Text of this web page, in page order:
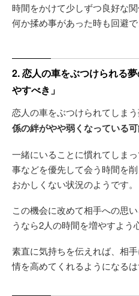
時間をかけて少しずつ良好な
何か揉め事があった時も回避で
2. 恋人の車をぶつけられる
やすべき」
恋人の車をぶつけられてしまう
係の絆がやや弱くなっている
一緒にいることに慣れてしま
事などを優先して会う時間を
おかしくない状況のようです。
この機会に改めて相手への思
うなら2人の時間を増やすよう
素直に気持ちを伝えれば、相
情を高めてくれるようになるは